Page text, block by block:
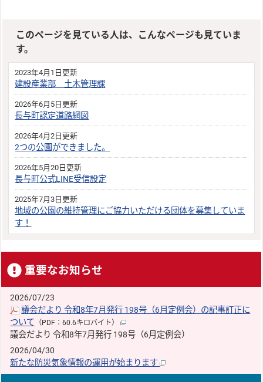
このページを見ている人は、こんなページも見ていま
す。
2023年4月1日更新
建設産業部 土木管理課
2026年6月5日更新
長与町認定道路網図
2026年4月2日更新
2つの公園ができました。
2026年5月20日更新
長与町公式LINE受信設定
2025年7月3日更新
地域の公園の維持管理にご協力いただける団体を募集していま
す！
重要なお知らせ
2026/07/23
議会だより 令和8年7月発行 198号（6月定例会）の記事訂正に
ついて （PDF：60.6キロバイト）
議会だより 令和8年7月発行 198号（6月定例会）
2026/04/30
新たな防災気象情報の運用が始まります